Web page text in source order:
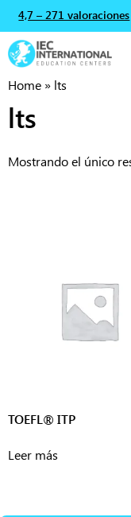
4,7 – 271 valoraciones
Home » lts
lts
Mostrando el único
TOEFL® ITP
Leer más